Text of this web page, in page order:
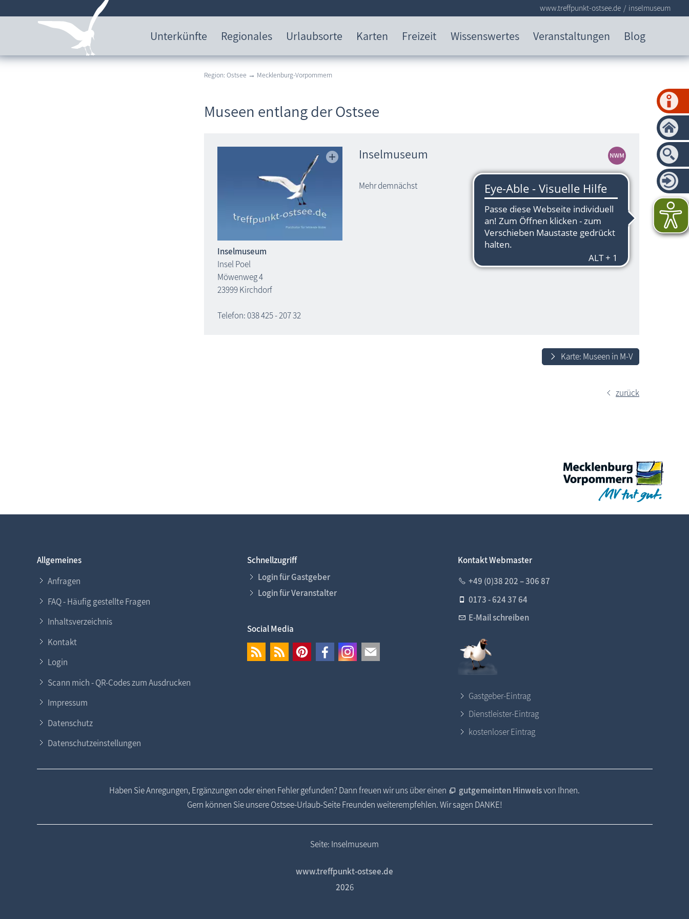
Unterkünfte Regionales Urlaubsorte Karten Freizeit Wissenswertes Veranstaltungen Blog
www.treffpunkt-ostsee.de inselmuseum
Region: Ostsee → Mecklenburg-Vorpommern
Museen entlang der Ostsee
Inselmuseum
Insel Poel
Möwenweg 4
23999 Kirchdorf
Telefon: 038 425 - 207 32
Inselmuseum
Mehr demnächst
Karte: Museen in M-V
zurück
Allgemeines
Anfragen
FAQ - Häufig gestellte Fragen
Inhaltsverzeichnis
Kontakt
Login
Scann mich - QR-Codes zum Ausdrucken
Impressum
Datenschutz
Datenschutzeinstellungen
Schnellzugriff
Login für Gastgeber
Login für Veranstalter
Social Media
Kontakt Webmaster
+49 (0)38 202 – 306 87
0173 - 624 37 64
E-Mail schreiben
Gastgeber-Eintrag
Dienstleister-Eintrag
kostenloser Eintrag
Haben Sie Anregungen, Ergänzungen oder einen Fehler gefunden? Dann freuen wir uns über einen gutgemeinten Hinweisvon Ihnen.
Gern können Sie unsere Ostsee-Urlaub-Seite Freunden weiterempfehlen. Wir sagen DANKE!
Seite: Inselmuseum
www.treffpunkt-ostsee.de
2026